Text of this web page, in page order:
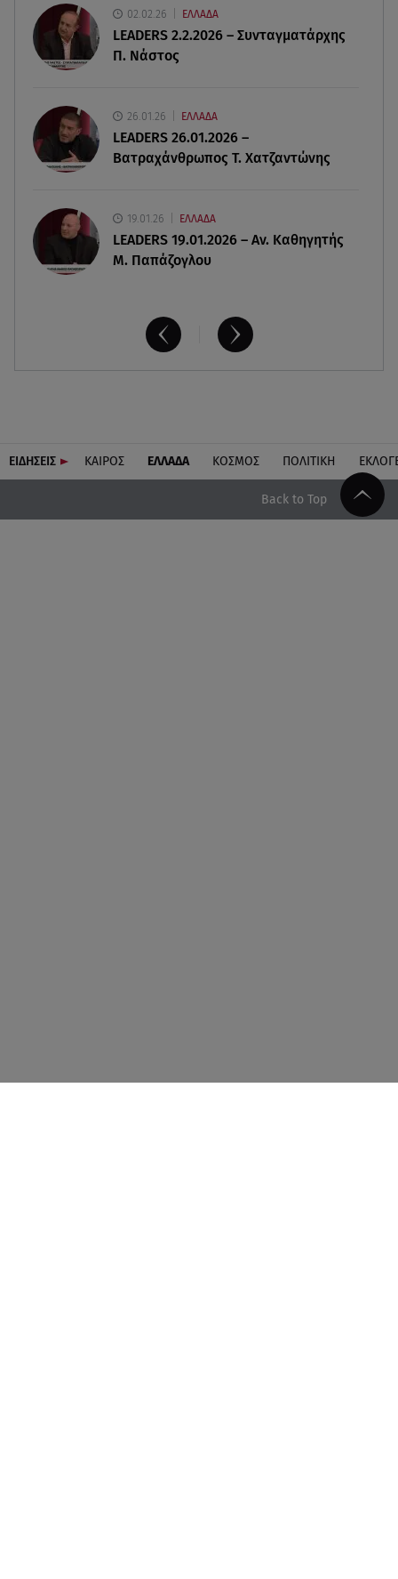
08.08.26 , 17:44
Νεκρή μεγαλόσωμη αρκούδα στην Καστοριά,
πιθανόν από πυροβολισμό
08.08.26 , 17:32
Τζο Μπάιντεν: Ο καρκίνος έχει εξαπλωθεί - Η
ανακοίνωση του γιου του
02.02.26 ΕΛΛΑΔΑ
LEADERS 2.2.2026 – Συνταγματάρχης
Π. Νάστος
26.01.26 ΕΛΛΑΔΑ
LEADERS 26.01.2026 –
Βατραχάνθρωπος Τ. Χατζαντώνης
19.01.26 ΕΛΛΑΔΑ
LEADERS 19.01.2026 – Αν. Καθηγητής
Μ. Παπάζογλου
ΕΙΔΗΣΕΙΣ ΚΑΙΡΟΣ ΕΛΛΑΔΑ ΚΟΣΜΟΣ ΠΟΛΙΤΙΚΗ
Back to Top